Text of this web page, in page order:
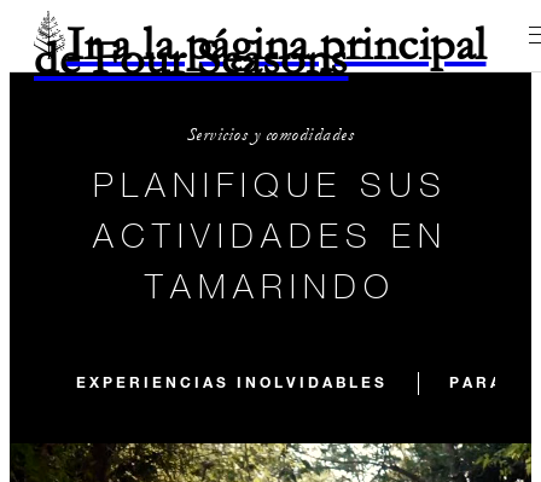
Ir a la página principal
de Four Seasons
Servicios y comodidades
PLANIFIQUE SUS
ACTIVIDADES EN
TAMARINDO
EXPERIENCIAS INOLVIDABLES PARA